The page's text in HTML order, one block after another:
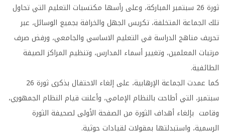
ثورة 26 سبتمبر المباركة، وعلى رأسها مكتسبات التعليم التي تحاول
تلك الجماعة المتخلفة، تكريس الجهل والخرافة بجميع الوسائل، عبر
تحريف مناهج الدراسة في التعليم الاساسي والجامعي، ورفض صرف
مرتبات المعلمين، وتغيير أسماء المدارس، وتنظيم المراكز الصيفة
الطائفية.
كما عمدت الجماعة الإرهابية، على إلغاء الاحتفال بذكرى ثورة 26
سبتمبر، التي أطاحت بالنظام الإمامي، وأعلنت قيام النظام الجمهوري،
وقامت بإلغاء أهداف الثورة من الصفحة الأولى لصحيفة الثورة
الرسمية، واستبدلتها بمقولات لقيادات حوثية.